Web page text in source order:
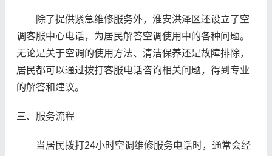
除了提供紧急维修服务外，淮安洪泽区还设立了空
调客服中心电话，为居民解答空调使用中的各种问题。
无论是关于空调的使用方法、清洁保养还是故障排除，
居民都可以通过拨打客服电话咨询相关问题，得到专业
的解答和建议。
三、服务流程
当居民拨打24小时空调维修服务电话时，通常会经